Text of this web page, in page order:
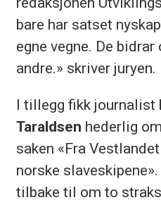
bare har satset
egne vegne. De
andre.» skriver juryen.
I tillegg fikk journalist
Taraldsen hederlig
saken «Fra
norske
tilbake til om to